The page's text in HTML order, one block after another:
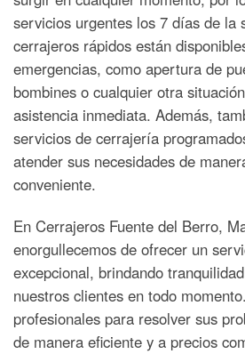
servicios urgentes los 7 días de la
cerrajeros rápidos están
emergencias, como apertura de
bombines o cualquier otra
asistencia inmediata. Además,
servicios de cerrajería
atender sus necesidades de
conveniente.
En Cerrajeros Fuente del Berro,
enorgullecemos de ofrecer un
excepcional, brindando
nuestros clientes en todo
profesionales para resolver sus
de manera eficiente y a precios